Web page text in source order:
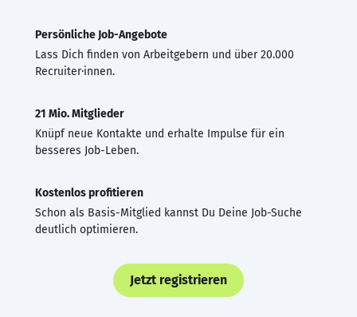
Persönliche Job-Angebote
Lass Dich finden von Arbeitgebern und über 20.000
Recruiter·innen.
21 Mio. Mitglieder
Knüpf neue Kontakte und erhalte Impulse für ein
besseres Job-Leben.
Kostenlos profitieren
Schon als Basis-Mitglied kannst Du Deine Job-Suche
deutlich optimieren.
Jetzt registrieren